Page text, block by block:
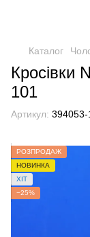
Каталог
Кросівки
101
Артикул: 394053-
РОЗПРОДАЖ
НОВИНКА
ХІТ
−25%